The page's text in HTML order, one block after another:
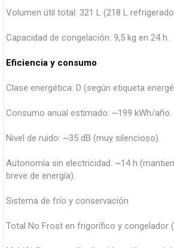
Volumen útil total: 321 L (218 L
Capacidad de congelación: 9,5 kg en 24 h.
Eficiencia y consumo
Clase energética: D (según etiqueta
Consumo anual estimado: ~199 kWh/año.
Nivel de ruido: ~35 dB (muy silencioso).
Autonomía sin electricidad: ~14 h
breve de energía).
Sistema de frío y conservación
Total No Frost en frigorífico y congelador